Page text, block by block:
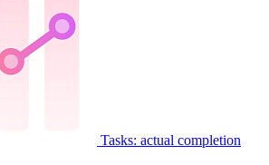
Tasks: actual completion